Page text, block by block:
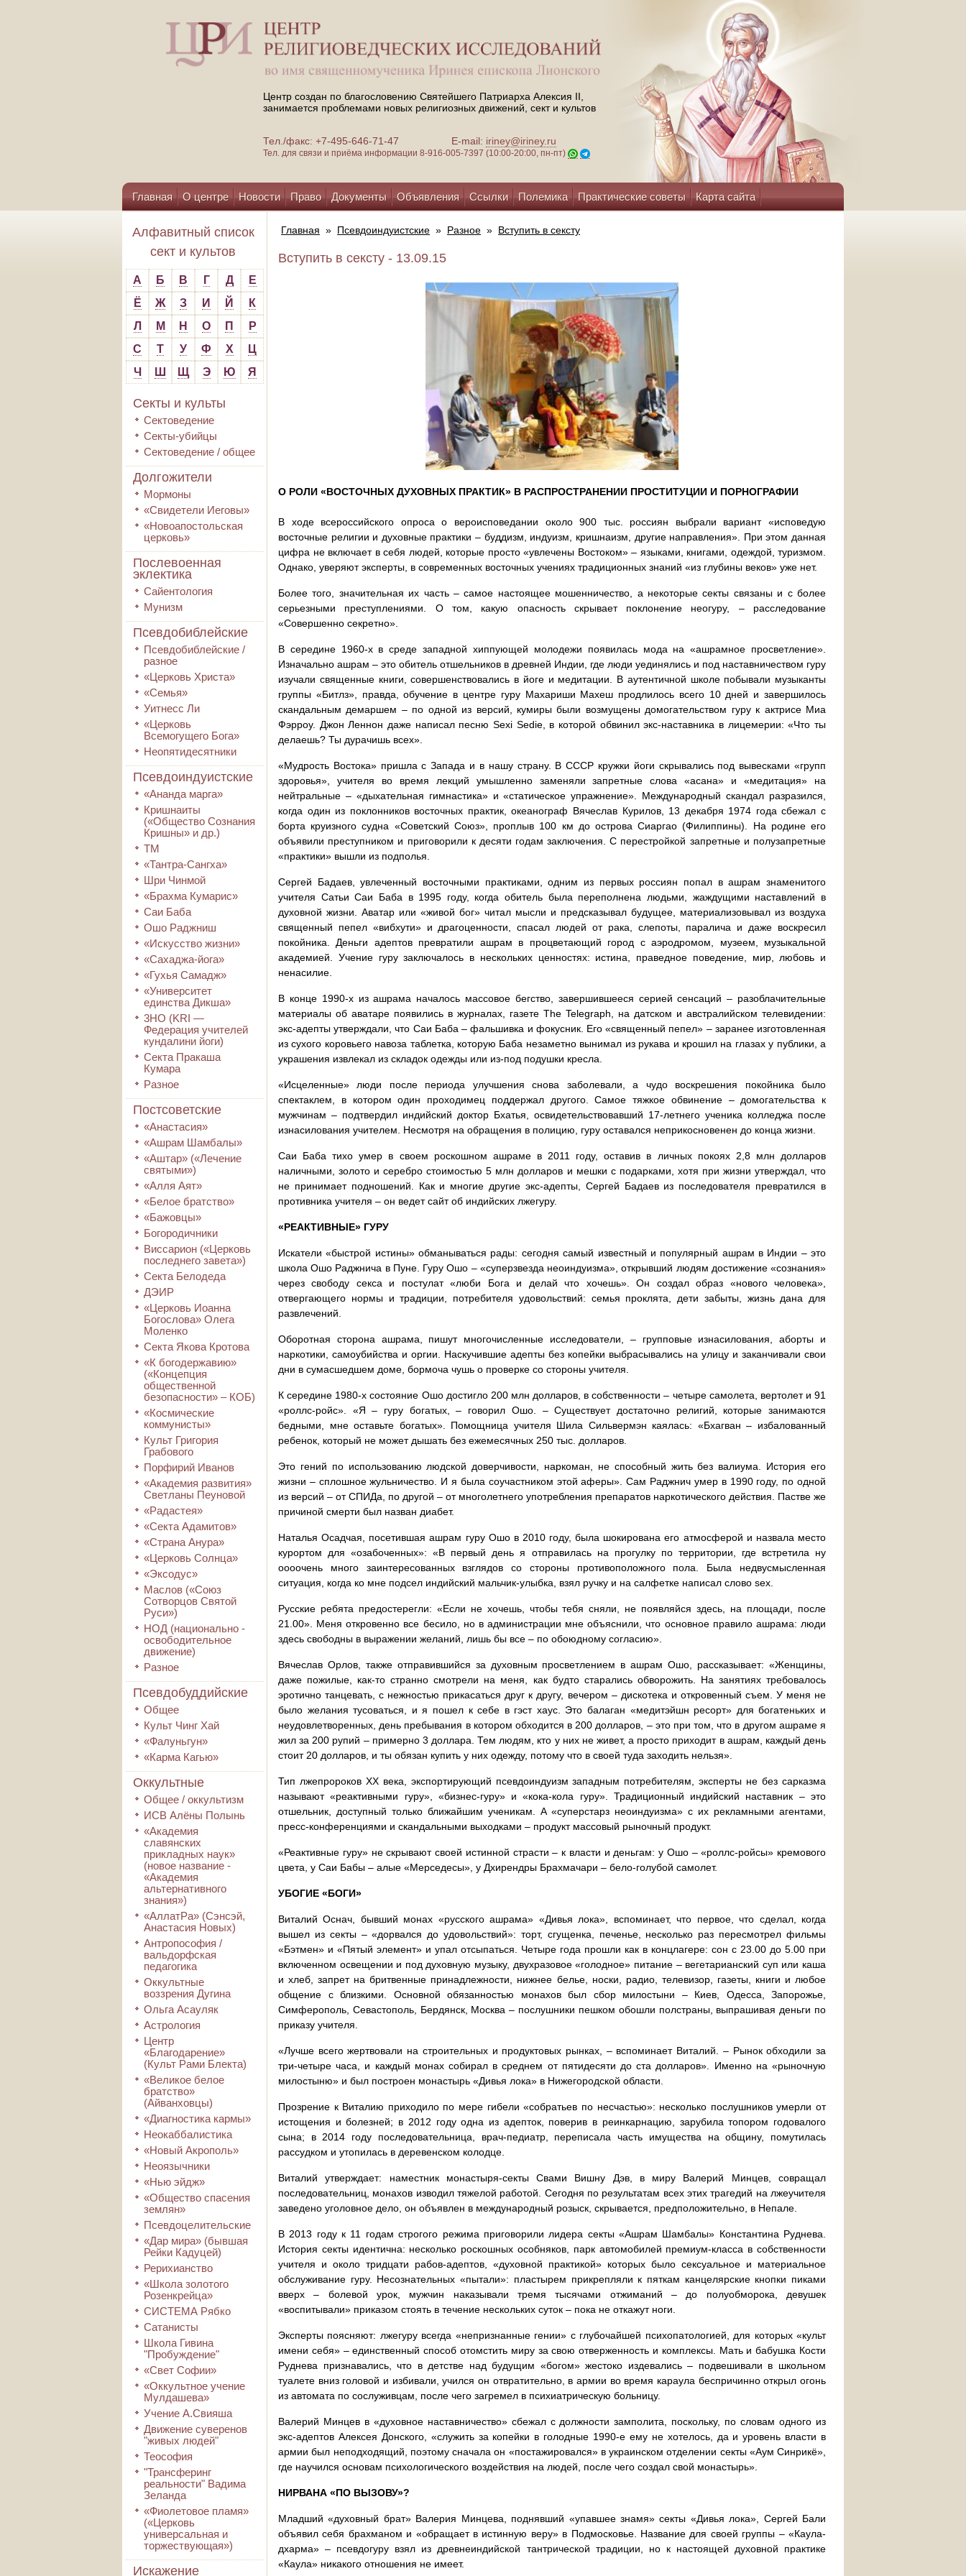
Центр создан по благословению Святейшего Патриарха Алексия II,
занимается проблемами новых религиозных движений, сект и культов
Тел./факс: +7-495-646-71-47 E-mail: iriney@iriney.ru
Тел. для связи и приёма информации 8-916-005-7397 (10:00-20:00, пн-пт)
Главная О центре Новости Право Документы Объявления Ссылки Полемика Практические советы Карта сайта
Помощь центру
Алфавитный список
сект и культов
А Б В Г Д
Е
Ё
Ж З И Й
К
Л
М Н О П
Р
С
Т У Ф Х
Ц
Ч
Ш Щ Э Ю Я
Секты и культы
Сектоведение
Секты-убийцы
Сектоведение / общее
Долгожители
Мормоны
«Свидетели Иеговы»
«Новоапостольская
церковь»
Послевоенная
эклектика
Сайентология
Мунизм
Псевдобиблейские
Псевдобиблейские /
разное
«Церковь Христа»
«Семья»
Уитнесс Ли
«Церковь
Всемогущего Бога»
Неопятидесятники
Псевдоиндуистские
«Ананда марга»
Кришнаиты
(«Общество Сознания
Кришны» и др.)
ТМ
«Тантра-Сангха»
Шри Чинмой
«Брахма Кумарис»
Саи Баба
Ошо Раджниш
«Искусство жизни»
«Сахаджа-йога»
«Гухья Самадж»
«Университет
единства Дикша»
3HO (KRI ―
Федерация учителей
кундалини йоги)
Секта Пракаша
Кумара
Разное
Постсоветские
«Анастасия»
«Ашрам Шамбалы»
«Аштар» («Лечение
святыми»)
«Алля Аят»
«Белое братство»
«Бажовцы»
Богородичники
Виссарион («Церковь
последнего завета»)
Секта Белодеда
ДЭИР
«Церковь Иоанна
Богослова» Олега
Моленко
Секта Якова Кротова
«К богодержавию»
(«Концепция
общественной
безопасности» – КОБ)
«Космические
коммунисты»
Культ Григория
Грабового
Порфирий Иванов
«Академия развития»
Светланы Пеуновой
«Радастея»
«Секта Адамитов»
«Страна Анура»
«Церковь Солнца»
«Эксодус»
Маслов («Союз
Сотворцов Святой
Руси»)
НОД (национально -
освободительное
движение)
Разное
Псевдобуддийские
Общее
Культ Чинг Хай
«Фалуньгун»
«Карма Кагью»
Оккультные
Общее / оккультизм
ИСВ Алёны Полынь
«Академия
славянских
прикладных наук»
(новое название -
«Академия
альтернативного
знания»)
«АллатРа» (Сэнсэй,
Анастасия Новых)
Антропософия /
вальдорфская
педагогика
Оккультные
воззрения Дугина
Ольга Асауляк
Астрология
Центр
«Благодарение»
(Культ Рами Блекта)
«Великое белое
братство»
(Айванховцы)
«Диагностика кармы»
Неокаббалистика
«Новый Акрополь»
Неоязычники
«Нью эйдж»
«Общество спасения
землян»
Псевдоцелительские
«Дар мира» (бывшая
Рейки Кадуцей)
Рерихианство
«Школа золотого
Розенкрейца»
СИСТЕМА Рябко
Сатанисты
Школа Гивина
"Пробуждение"
«Свет Софии»
«Оккультное учение
Мулдашева»
Учение А.Свияша
Движение суверенов
"живых людей"
Теософия
"Трансферинг
реальности" Вадима
Зеланда
«Фиолетовое пламя»
(«Церковь
универсальная и
торжествующая»)
Искажение
Главная » Псевдоиндуистские » Разное » Вступить в сексту
Вступить в сексту - 13.09.15
О РОЛИ «ВОСТОЧНЫХ ДУХОВНЫХ ПРАКТИК» В РАСПРОСТРАНЕНИИ ПРОСТИТУЦИИ И ПОРНОГРАФИИ
В ходе всероссийского опроса о вероисповедании около 900 тыс. россиян выбрали вариант «исповедую
восточные религии и духовные практики – буддизм, индуизм, кришнаизм, другие направления». При этом данная
цифра не включает в себя людей, которые просто «увлечены Востоком» – языками, книгами, одеждой, туризмом.
Однако, уверяют эксперты, в современных восточных учениях традиционных знаний «из глубины веков» уже нет.
Более того, значительная их часть – самое настоящее мошенничество, а некоторые секты связаны и с более
серьезными преступлениями. О том, какую опасность скрывает поклонение неогуру, – расследование
«Совершенно секретно».
В середине 1960-х в среде западной хиппующей молодежи появилась мода на «ашрамное просветление».
Изначально ашрам – это обитель отшельников в древней Индии, где люди уединялись и под наставничеством гуру
изучали священные книги, совершенствовались в йоге и медитации. В аутентичной школе побывали музыканты
группы «Битлз», правда, обучение в центре гуру Махариши Махеш продлилось всего 10 дней и завершилось
скандальным демаршем – по одной из версий, кумиры были возмущены домогательством гуру к актрисе Миа
Фэрроу. Джон Леннон даже написал песню Sexi Sedie, в которой обвинил экс-наставника в лицемерии: «Что ты
делаешь? Ты дурачишь всех».
«Мудрость Востока» пришла с Запада и в нашу страну. В СССР кружки йоги скрывались под вывесками «групп
здоровья», учителя во время лекций умышленно заменяли запретные слова «асана» и «медитация» на
нейтральные – «дыхательная гимнастика» и «статическое упражнение». Международный скандал разразился,
когда один из поклонников восточных практик, океанограф Вячеслав Курилов, 13 декабря 1974 года сбежал с
борта круизного судна «Советский Союз», проплыв 100 км до острова Сиаргао (Филиппины). На родине его
объявили преступником и приговорили к десяти годам заключения. С перестройкой запретные и полузапретные
«практики» вышли из подполья.
Сергей Бадаев, увлеченный восточными практиками, одним из первых россиян попал в ашрам знаменитого
учителя Сатьи Саи Баба в 1995 году, когда обитель была переполнена людьми, жаждущими наставлений в
духовной жизни. Аватар или «живой бог» читал мысли и предсказывал будущее, материализовывал из воздуха
священный пепел «вибхути» и драгоценности, спасал людей от рака, слепоты, паралича и даже воскресил
покойника. Деньги адептов превратили ашрам в процветающий город с аэродромом, музеем, музыкальной
академией. Учение гуру заключалось в нескольких ценностях: истина, праведное поведение, мир, любовь и
ненасилие.
В конце 1990-х из ашрама началось массовое бегство, завершившееся серией сенсаций – разоблачительные
материалы об аватаре появились в журналах, газете The Telegraph, на датском и австралийском телевидении:
экс-адепты утверждали, что Саи Баба – фальшивка и фокусник. Его «священный пепел» – заранее изготовленная
из сухого коровьего навоза таблетка, которую Баба незаметно вынимал из рукава и крошил на глазах у публики, а
украшения извлекал из складок одежды или из-под подушки кресла.
«Исцеленные» люди после периода улучшения снова заболевали, а чудо воскрешения покойника было
спектаклем, в котором один проходимец поддержал другого. Самое тяжкое обвинение – домогательства к
мужчинам – подтвердил индийский доктор Бхатья, освидетельствовавший 17-летнего ученика колледжа после
изнасилования учителем. Несмотря на обращения в полицию, гуру оставался неприкосновенен до конца жизни.
Саи Баба тихо умер в своем роскошном ашраме в 2011 году, оставив в личных покоях 2,8 млн долларов
наличными, золото и серебро стоимостью 5 млн долларов и мешки с подарками, хотя при жизни утверждал, что
не принимает подношений. Как и многие другие экс-адепты, Сергей Бадаев из последователя превратился в
противника учителя – он ведет сайт об индийских лжегуру.
«РЕАКТИВНЫЕ» ГУРУ
Искатели «быстрой истины» обманываться рады: сегодня самый известный и популярный ашрам в Индии – это
школа Ошо Раджнича в Пуне. Гуру Ошо – «суперзвезда неоиндуизма», открывший людям достижение «сознания»
через свободу секса и постулат «люби Бога и делай что хочешь». Он создал образ «нового человека»,
отвергающего нормы и традиции, потребителя удовольствий: семья проклята, дети забыты, жизнь дана для
развлечений.
Оборотная сторона ашрама, пишут многочисленные исследователи, – групповые изнасилования, аборты и
наркотики, самоубийства и оргии. Наскучившие адепты без копейки выбрасывались на улицу и заканчивали свои
дни в сумасшедшем доме, бормоча чушь о проверке со стороны учителя.
К середине 1980-х состояние Ошо достигло 200 млн долларов, в собственности – четыре самолета, вертолет и 91
«роллс-ройс». «Я – гуру богатых, – говорил Ошо. – Существует достаточно религий, которые занимаются
бедными, мне оставьте богатых». Помощница учителя Шила Сильвермэн каялась: «Бхагван – избалованный
ребенок, который не может дышать без ежемесячных 250 тыс. долларов.
Это гений по использованию людской доверчивости, наркоман, не способный жить без валиума. История его
жизни – сплошное жульничество. И я была соучастником этой аферы». Сам Раджнич умер в 1990 году, по одной
из версий – от СПИДа, по другой – от многолетнего употребления препаратов наркотического действия. Пастве же
причиной смерти был назван диабет.
Наталья Осадчая, посетившая ашрам гуру Ошо в 2010 году, была шокирована его атмосферой и назвала место
курортом для «озабоченных»: «В первый день я отправилась на прогулку по территории, где встретила ну
оооочень много заинтересованных взглядов со стороны противоположного пола. Была недвусмысленная
ситуация, когда ко мне подсел индийский мальчик-улыбка, взял ручку и на салфетке написал слово sex.
Русские ребята предостерегли: «Если не хочешь, чтобы тебя сняли, не появляйся здесь, на площади, после
21.00». Меня откровенно все бесило, но в администрации мне объяснили, что основное правило ашрама: люди
здесь свободны в выражении желаний, лишь бы все – по обоюдному согласию».
Вячеслав Орлов, также отправившийся за духовным просветлением в ашрам Ошо, рассказывает: «Женщины,
даже пожилые, как-то странно смотрели на меня, как будто старались обворожить. На занятиях требовалось
эротично танцевать, с нежностью прикасаться друг к другу, вечером – дискотека и откровенный съем. У меня не
было желания тусоваться, и я пошел к себе в гэст хаус. Это балаган «медитэйшн ресорт» для богатеньких и
неудовлетворенных, день пребывания в котором обходится в 200 долларов, – это при том, что в другом ашраме я
жил за 200 рупий – примерно 3 доллара. Тем людям, кто у них не живет, а просто приходит в ашрам, каждый день
стоит 20 долларов, и ты обязан купить у них одежду, потому что в своей туда заходить нельзя».
Тип лжепророков ХХ века, экспортирующий псевдоиндуизм западным потребителям, эксперты не без сарказма
называют «реактивными гуру», «бизнес-гуру» и «кока-кола гуру». Традиционный индийский наставник – это
отшельник, доступный только ближайшим ученикам. А «суперстарз неоиндуизма» с их рекламными агентами,
пресс-конференциями и скандальными выходками – продукт массовый рыночный продукт.
«Реактивные гуру» не скрывают своей истинной страсти – к власти и деньгам: у Ошо – «роллс-ройсы» кремового
цвета, у Саи Бабы – алые «Мерседесы», у Дхирендры Брахмачари – бело-голубой самолет.
УБОГИЕ «БОГИ»
Виталий Оснач, бывший монах «русского ашрама» «Дивья лока», вспоминает, что первое, что сделал, когда
вышел из секты – «дорвался до удовольствий»: торт, сгущенка, печенье, несколько раз пересмотрел фильмы
«Бэтмен» и «Пятый элемент» и упал отсыпаться. Четыре года прошли как в концлагере: сон с 23.00 до 5.00 при
включенном освещении и под духовную музыку, двухразовое «голодное» питание – вегетарианский суп или каша
и хлеб, запрет на бритвенные принадлежности, нижнее белье, носки, радио, телевизор, газеты, книги и любое
общение с близкими. Основной обязанностью монахов был сбор милостыни – Киев, Одесса, Запорожье,
Симферополь, Севастополь, Бердянск, Москва – послушники пешком обошли полстраны, выпрашивая деньги по
приказу учителя.
«Лучше всего жертвовали на строительных и продуктовых рынках, – вспоминает Виталий. – Рынок обходили за
три-четыре часа, и каждый монах собирал в среднем от пятидесяти до ста долларов». Именно на «рыночную
милостыню» и был построен монастырь «Дивья лока» в Нижегородской области.
Прозрение к Виталию приходило по мере гибели «собратьев по несчастью»: несколько послушников умерли от
истощения и болезней; в 2012 году одна из адепток, поверив в реинкарнацию, зарубила топором годовалого
сына; в 2014 году последовательница, врач-педиатр, переписала часть имущества на общину, помутилась
рассудком и утопилась в деревенском колодце.
Виталий утверждает: наместник монастыря-секты Свами Вишну Дэв, в миру Валерий Минцев, совращал
последовательниц, монахов изводил тяжелой работой. Сегодня по результатам всех этих трагедий на лжеучителя
заведено уголовное дело, он объявлен в международный розыск, скрывается, предположительно, в Непале.
В 2013 году к 11 годам строгого режима приговорили лидера секты «Ашрам Шамбалы» Константина Руднева.
История секты идентична: несколько роскошных особняков, парк автомобилей премиум-класса в собственности
учителя и около тридцати рабов-адептов, «духовной практикой» которых было сексуальное и материальное
обслуживание гуру. Несознательных «пытали»: пластырем прикрепляли к пяткам канцелярские кнопки пиками
вверх – болевой урок, мужчин наказывали тремя тысячами отжиманий – до полуобморока, девушек
«воспитывали» приказом стоять в течение нескольких суток – пока не откажут ноги.
Эксперты поясняют: лжегуру всегда «непризнанные гении» с глубочайшей психопатологией, для которых «культ
имени себя» – единственный способ отомстить миру за свою отверженность и комплексы. Мать и бабушка Кости
Руднева признавались, что в детстве над будущим «богом» жестоко издевались – подвешивали в школьном
туалете вниз головой и избивали, учился он отвратительно, в армии во время караула беспричинно открыл огонь
из автомата по сослуживцам, после чего загремел в психиатрическую больницу.
Валерий Минцев в «духовное наставничество» сбежал с должности замполита, поскольку, по словам одного из
экс-адептов Алексея Донского, «служить за копейки в голодные 1990-е ему не хотелось, да и уровень власти в
армии был неподходящий, поэтому сначала он «постажировался» в украинском отделении секты «Аум Синрикё»,
где научился основам психологического воздействия на людей, после чего создал свой монастырь».
НИРВАНА «ПО ВЫЗОВУ»?
Младший «духовный брат» Валерия Минцева, поднявший «упавшее знамя» секты «Дивья лока», Сергей Бали
объявил себя брахманом и «обращает в истинную веру» в Подмосковье. Название для своей группы – «Каула-
дхарма» – псевдогуру взял из древнеиндийской тантрической традиции, но к настоящей духовной практике
«Каула» никакого отношения не имеет.